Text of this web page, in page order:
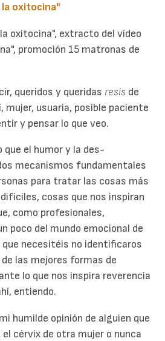
la oxitocina"
oxitocina", extracto del vídeo
promoción 15 matronas de
queridos y queridas resis de
mujer, usuaria, posible paciente
y pensar lo que veo.
que el humor y la des-
mecanismos fundamentales
para tratar las cosas más
cosas que nos inspiran
como profesionales,
poco del mundo emocional de
necesitéis no identificaros
las mejores formas de
lo que nos inspira reverencia
entiendo.
humilde opinión de alguien que
el cérvix de otra mujer o nunca